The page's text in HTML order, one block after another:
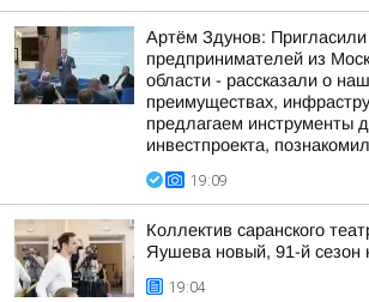
Артём Здунов: Пригласили
предпринимателей из
области - рассказали о
преимуществах,
предлагаем инструменты
инвестпроекта,
19:09
Коллектив саранского
Яушева новый, 91-й сезон
19:04